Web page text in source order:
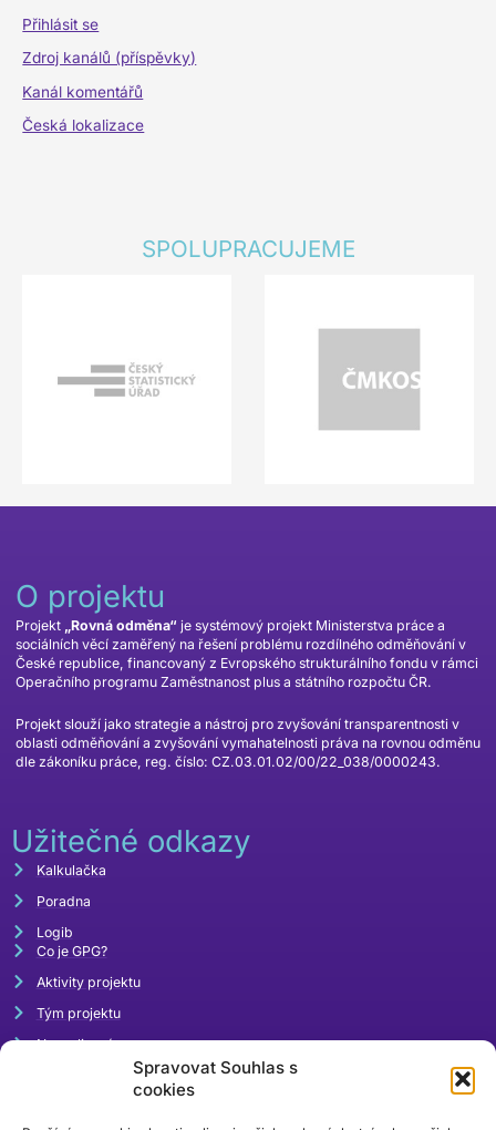
Spravovat Souhlas s
cookies
Přihlásit se
Zdroj kanálů (příspěvky)
Kanál komentářů
Česká lokalizace
SPOLUPRACUJEME
O projektu
Projekt „Rovná odměna“ je systémový projekt Ministerstva práce a
sociálních věcí zaměřený na řešení problému rozdílného odměňování v
České republice, financovaný z Evropského strukturálního fondu v rámci
Operačního programu Zaměstnanost plus a státního rozpočtu ČR.
Projekt slouží jako strategie a nástroj pro zvyšování transparentnosti v
oblasti odměňování a zvyšování vymahatelnosti práva na rovnou odměnu
dle zákoníku práce, reg. číslo: CZ.03.01.02/00/22_038/0000243.
Užitečné odkazy
Kalkulačka
Poradna
Logib
Co je GPG?
Aktivity projektu
Tým projektu
Napsali o nás